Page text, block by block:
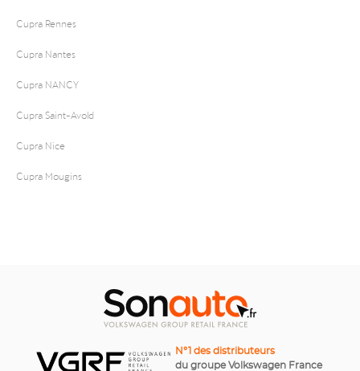
Cupra Rennes
Cupra Nantes
Cupra NANCY
Cupra Saint-Avold
Cupra Nice
Cupra Mougins
N°1 des distributeurs
du groupe Volkswagen France